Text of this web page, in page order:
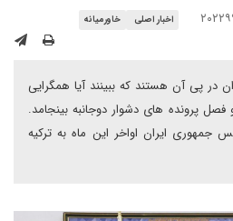
اخبار اصلی خاورمیانه
در پی آن هستند که ببینند آیا همگرایی
پرونده های دشوار دوجانبه بینجامد.
جمهوری ایران اواخر این ماه به ترکیه